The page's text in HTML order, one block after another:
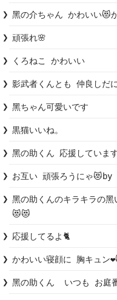
黑の介ちゃん かわいい😻
頑張れ🌸
くろねこ かわいい
影武者くんとも 仲良しだ
黑ちゃん可愛いです
黒猫いいね。
黑の助くん 応援していま
お互い 頑張ろうにゃ😻by
黑の助くんのキラキラの
😻😻
応援してるよ🐈
かわいい寝顔に 胸キュン
黑の助くん  いつも お庭